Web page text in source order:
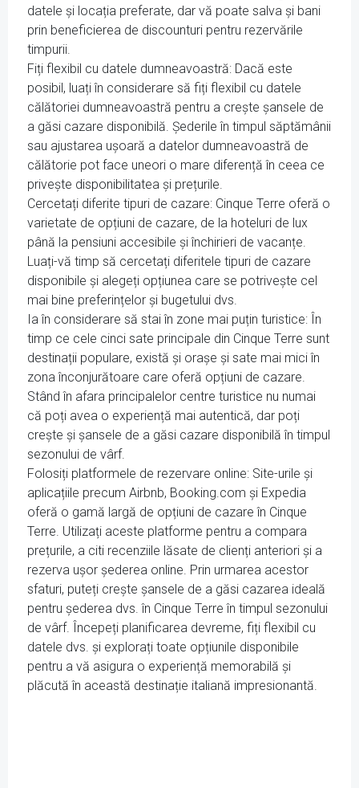
datele și locația preferate, dar vă poate salva și bani
prin beneficierea de discounturi pentru rezervările
timpurii.
Fiți flexibil cu datele dumneavoastră: Dacă este
posibil, luați în considerare să fiți flexibil cu datele
călătoriei dumneavoastră pentru a crește șansele de
a găsi cazare disponibilă. Șederile în timpul săptămânii
sau ajustarea ușoară a datelor dumneavoastră de
călătorie pot face uneori o mare diferență în ceea ce
privește disponibilitatea și prețurile.
Cercetați diferite tipuri de cazare: Cinque Terre oferă o
varietate de opțiuni de cazare, de la hoteluri de lux
până la pensiuni accesibile și închirieri de vacanțe.
Luați-vă timp să cercetați diferitele tipuri de cazare
disponibile și alegeți opțiunea care se potrivește cel
mai bine preferințelor și bugetului dvs.
Ia în considerare să stai în zone mai puțin turistice: În
timp ce cele cinci sate principale din Cinque Terre sunt
destinații populare, există și orașe și sate mai mici în
zona înconjurătoare care oferă opțiuni de cazare.
Stând în afara principalelor centre turistice nu numai
că poți avea o experiență mai autentică, dar poți
crește și șansele de a găsi cazare disponibilă în timpul
sezonului de vârf.
Folosiți platformele de rezervare online: Site-urile și
aplicațiile precum Airbnb, Booking.com și Expedia
oferă o gamă largă de opțiuni de cazare în Cinque
Terre. Utilizați aceste platforme pentru a compara
prețurile, a citi recenziile lăsate de clienți anteriori și a
rezerva ușor șederea online. Prin urmarea acestor
sfaturi, puteți crește șansele de a găsi cazarea ideală
pentru șederea dvs. în Cinque Terre în timpul sezonului
de vârf. Începeți planificarea devreme, fiți flexibil cu
datele dvs. și explorați toate opțiunile disponibile
pentru a vă asigura o experiență memorabilă și
plăcută în această destinație italiană impresionantă.